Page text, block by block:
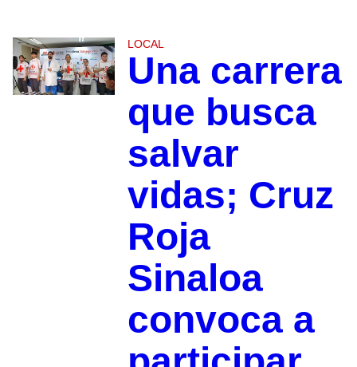
LOCAL
Una carrera
que busca
salvar
vidas; Cruz
Roja
Sinaloa
convoca a